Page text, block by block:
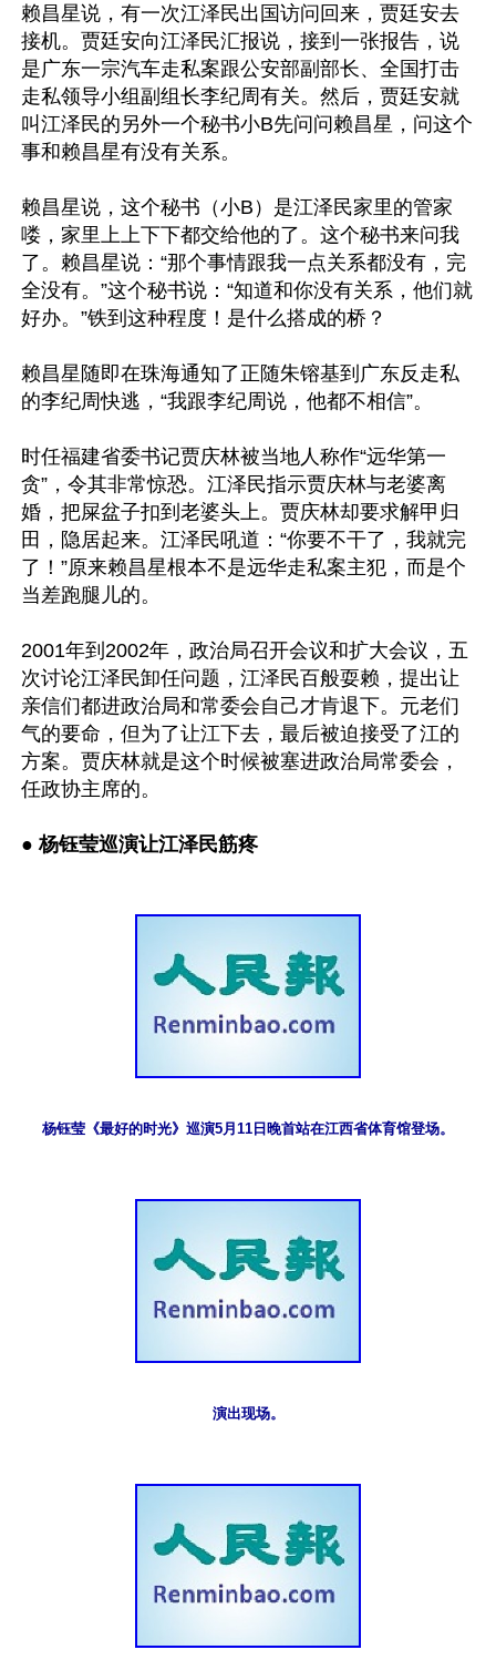
赖昌星说，有一次江泽民出国访问回来，贾廷安去
接机。贾廷安向江泽民汇报说，接到一张报告，说
是广东一宗汽车走私案跟公安部副部长、全国打击
走私领导小组副组长李纪周有关。然后，贾廷安就
叫江泽民的另外一个秘书小B先问问赖昌星，问这个
事和赖昌星有没有关系。
赖昌星说，这个秘书（小B）是江泽民家里的管家
喽，家里上上下下都交给他的了。这个秘书来问我
了。赖昌星说：“那个事情跟我一点关系都没有，完
全没有。”这个秘书说：“知道和你没有关系，他们就
好办。”铁到这种程度！是什么搭成的桥？
赖昌星随即在珠海通知了正随朱镕基到广东反走私
的李纪周快逃，“我跟李纪周说，他都不相信”。
时任福建省委书记贾庆林被当地人称作“远华第一
贪”，令其非常惊恐。江泽民指示贾庆林与老婆离
婚，把屎盆子扣到老婆头上。贾庆林却要求解甲归
田，隐居起来。江泽民吼道：“你要不干了，我就完
了！”原来赖昌星根本不是远华走私案主犯，而是个
当差跑腿儿的。
2001年到2002年，政治局召开会议和扩大会议，五
次讨论江泽民卸任问题，江泽民百般耍赖，提出让
亲信们都进政治局和常委会自己才肯退下。元老们
气的要命，但为了让江下去，最后被迫接受了江的
方案。贾庆林就是这个时候被塞进政治局常委会，
任政协主席的。
● 杨钰莹巡演让江泽民筋疼
杨钰莹《最好的时光》巡演5月11日晚首站在江西省体育馆登场。
演出现场。